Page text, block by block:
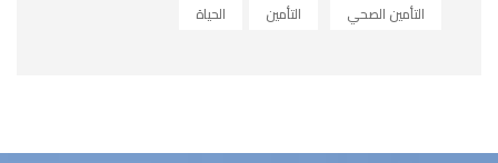
التأمين الصحي التأمين الحياة